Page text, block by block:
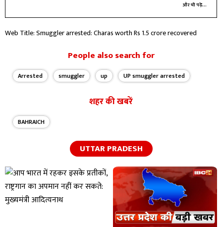
और भी पढ़ें...
Web Title: Smuggler arrested: Charas worth Rs 1.5 crore recovered
People also search for
Arrested smuggler up UP smuggler arrested
शहर की खबरें
BAHRAICH
UTTAR PRADESH